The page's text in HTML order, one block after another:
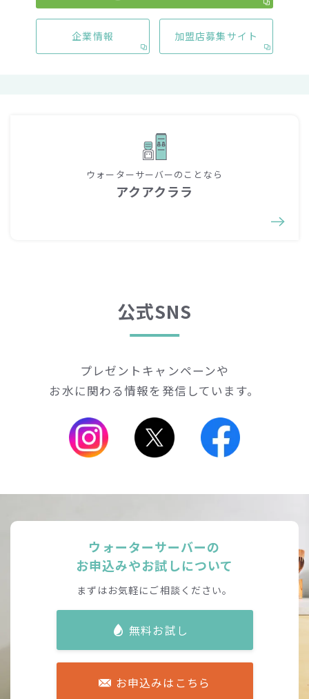
一覧へ戻る
ウォーターサーバーのことなら
アクアクララ
公式SNS
プレゼントキャンペーンや
お水に関わる情報を発信しています。
企業情報 加盟店募集サイト
ウォーターサーバーの
お申込みやお試しについて
まずはお気軽にご相談ください。
無料お試し
お申込みはこちら